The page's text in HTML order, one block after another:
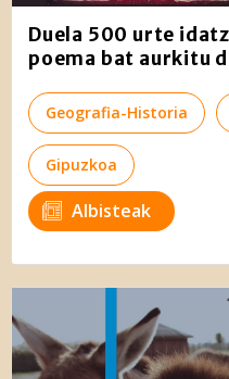
Duela 500 urte
poema bat aurkitu
Geografia-Historia
Gipuzkoa
Albisteak